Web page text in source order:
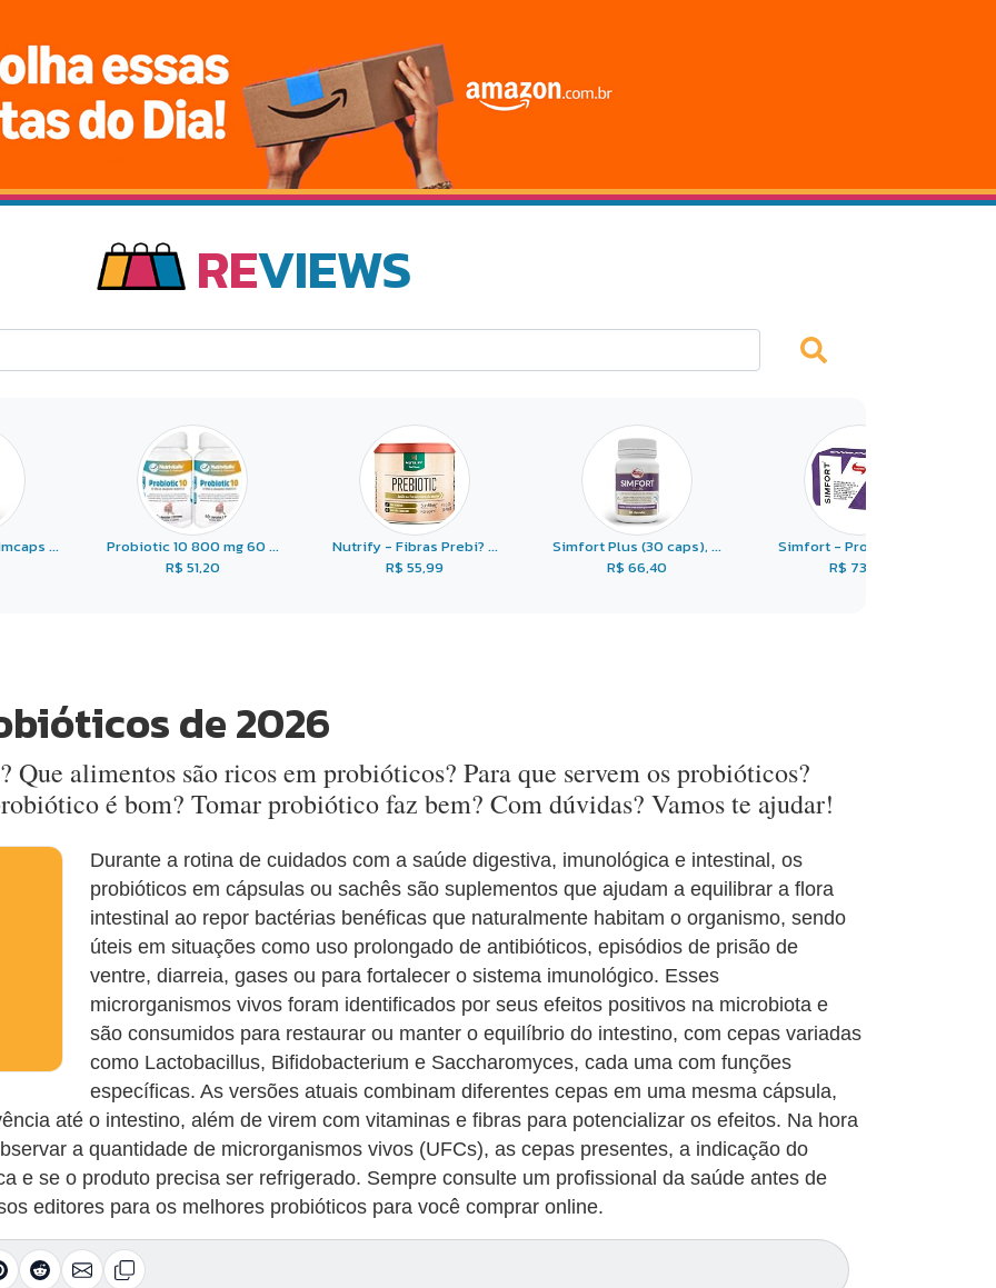
REVIEWS
...
Probiotic 10 800 mg 60 ...
R$ 51,20
Nutrify - Fibras Prebi? ...
R$ 55,99
Simfort Plus (30 caps), ...
R$ 66,40
Simfort - Probiótico 3 ...
R$ 73,00
de 2026
Que alimentos são ricos em probióticos? Para que servem os probióticos?
é bom? Tomar probiótico faz bem? Com dúvidas? Vamos te ajudar!
Durante a rotina de cuidados com a saúde digestiva, imunológica e intestinal, os
probióticos em cápsulas ou sachês são suplementos que ajudam a equilibrar a flora
intestinal ao repor bactérias benéficas que naturalmente habitam o organismo, sendo
úteis em situações como uso prolongado de antibióticos, episódios de prisão de
ventre, diarreia, gases ou para fortalecer o sistema imunológico. Esses
microrganismos vivos foram identificados por seus efeitos positivos na microbiota e
são consumidos para restaurar ou manter o equilíbrio do intestino, com cepas variadas
como Lactobacillus, Bifidobacterium e Saccharomyces, cada uma com funções
específicas. As versões atuais combinam diferentes cepas em uma mesma cápsula,
até o intestino, além de virem com vitaminas e fibras para potencializar os efeitos. Na hora
a quantidade de microrganismos vivos (UFCs), as cepas presentes, a indicação do
e se o produto precisa ser refrigerado. Sempre consulte um profissional da saúde antes de
editores para os melhores probióticos para você comprar online.